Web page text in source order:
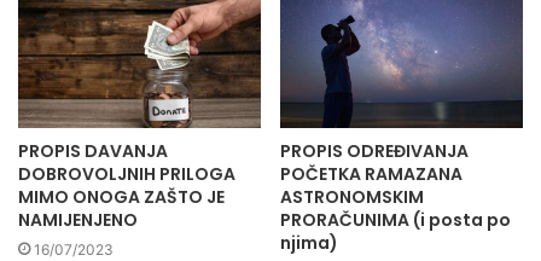
PROPIS DAVANJA
DOBROVOLJNIH PRILOGA
MIMO ONOGA ZAŠTO JE
NAMIJENJENO
16/07/2023
PROPIS ODREĐIVANJA
POČETKA RAMAZANA
ASTRONOMSKIM
PRORAČUNIMA (i posta po
njima)